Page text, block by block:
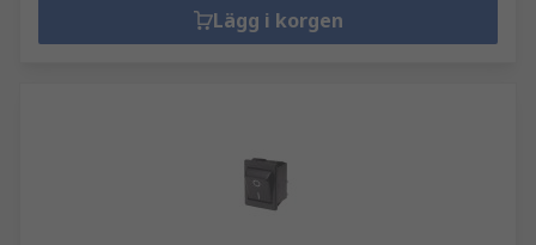
Lägg i korgen